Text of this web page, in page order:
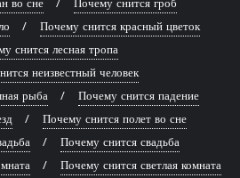
Почему снится красный цветок
снится лесная тропа
неизвестный человек
рыба
Почему снится падение
Почему снится полет во сне
Почему снится свадьба
Почему снится светлая комната